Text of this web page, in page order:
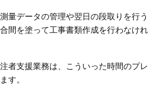
量データの管理や翌日の段取りを行う
間を塗って工事書類作成を行わなけれ
者支援業務は、こういった時間のプレ
す。